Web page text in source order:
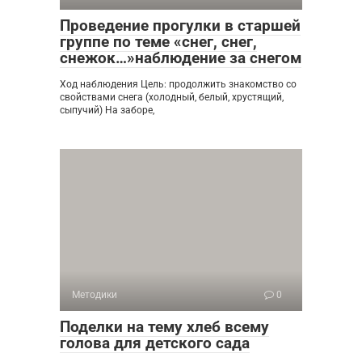
Проведение прогулки в старшей
группе по теме «снег, снег,
снежок…»наблюдение за снегом
Ход наблюдения Цель: продолжить знакомство со
свойствами снега (холодный, белый, хрустящий,
сыпучий) На заборе,
Методики 0
Поделки на тему хлеб всему
голова для детского сада